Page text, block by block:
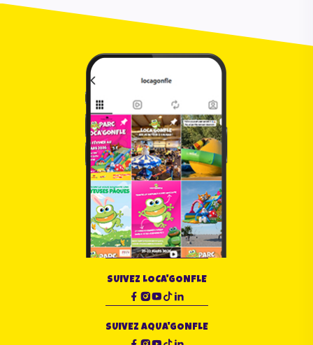
SUIVEZ LOCA'GONFLE
SUIVEZ AQUA'GONFLE